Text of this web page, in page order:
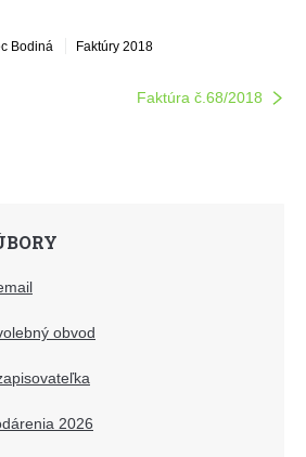
Bodiná Faktúry 2018
Faktúra č.68/2018
obvod
2026